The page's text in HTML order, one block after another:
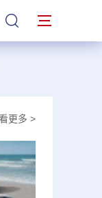
站內搜索
更多 >